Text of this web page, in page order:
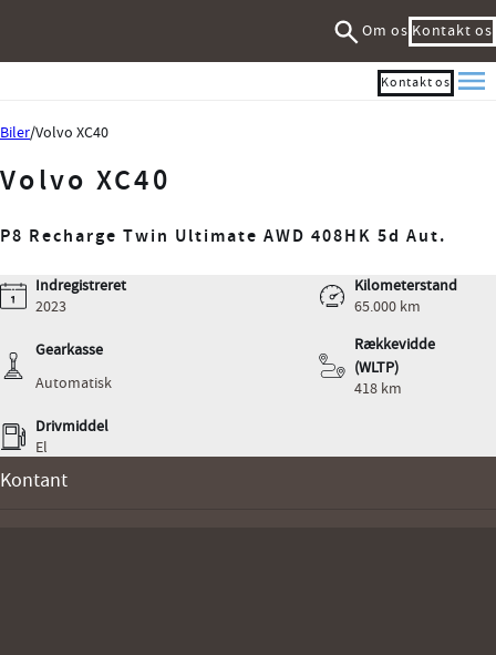
Om os Kontakt os
Kontakt os
Biler Volvo XC40
Volvo XC40
P8 Recharge Twin Ultimate AWD 408HK 5d Aut.
Indregistreret
2023
Kilometerstand
65.000 km
Gearkasse
Automatisk
Rækkevidde
(WLTP)
418 km
Drivmiddel
El
Kontant